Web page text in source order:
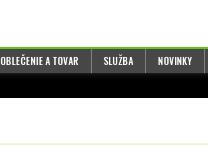
OBLEČENIE A TOVAR SLUŽBA NOVINKY